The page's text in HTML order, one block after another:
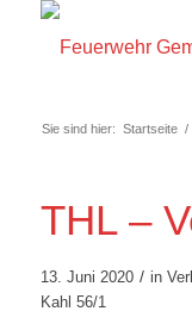
Sie sind hier: Startseite /
THL –
13. Juni 2020 / in
Kahl 56/1